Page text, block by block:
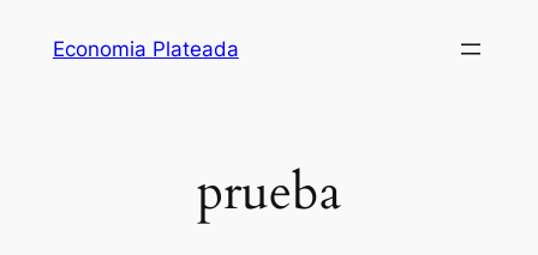
Economia Plateada
prueba